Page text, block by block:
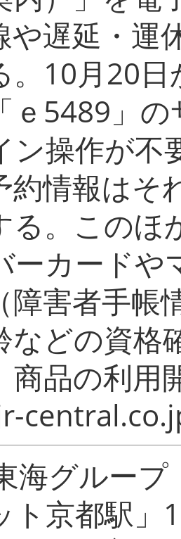
や遅延・運
。10月20
ｅ5489」
ン操作が不
約情報はそ
る。このほ
ーカードや
障害者手帳
などの資格
商品の利用
海グルー
ト京都駅」